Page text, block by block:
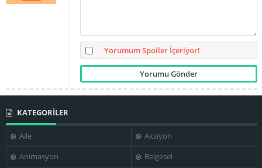
Yorumum Spoiler İçeriyor!
KATEGORİLER
Aile
Aksiyon
Animasyon
Belgesel